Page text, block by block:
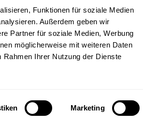
Funktionen für soziale Medien
Außerdem geben wir
Partner für soziale Medien, Werbung
möglicherweise mit weiteren Daten
Ihrer Nutzung der Dienste
Marketing
ÜBER SCIENCE.LU